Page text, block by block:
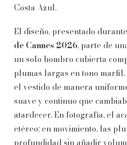
Costa Azul.
El diseño, presentado
de Cannes 2026, parte de
un solo hombro cubierta
plumas largas en tono
el vestido de manera
suave y continuo que
atardecer. En fotografía, el
etéreo; en movimiento, las
profundidad sin añadir